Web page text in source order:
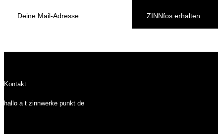
ZINNfos erhalten
Kontakt
hallo a t zinnwerke punkt de